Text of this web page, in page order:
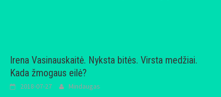
Irena Vasinauskaitė. Nyksta bitės. Virsta medžiai.
Kada žmogaus eilė?
2018-07-27 Mindaugas